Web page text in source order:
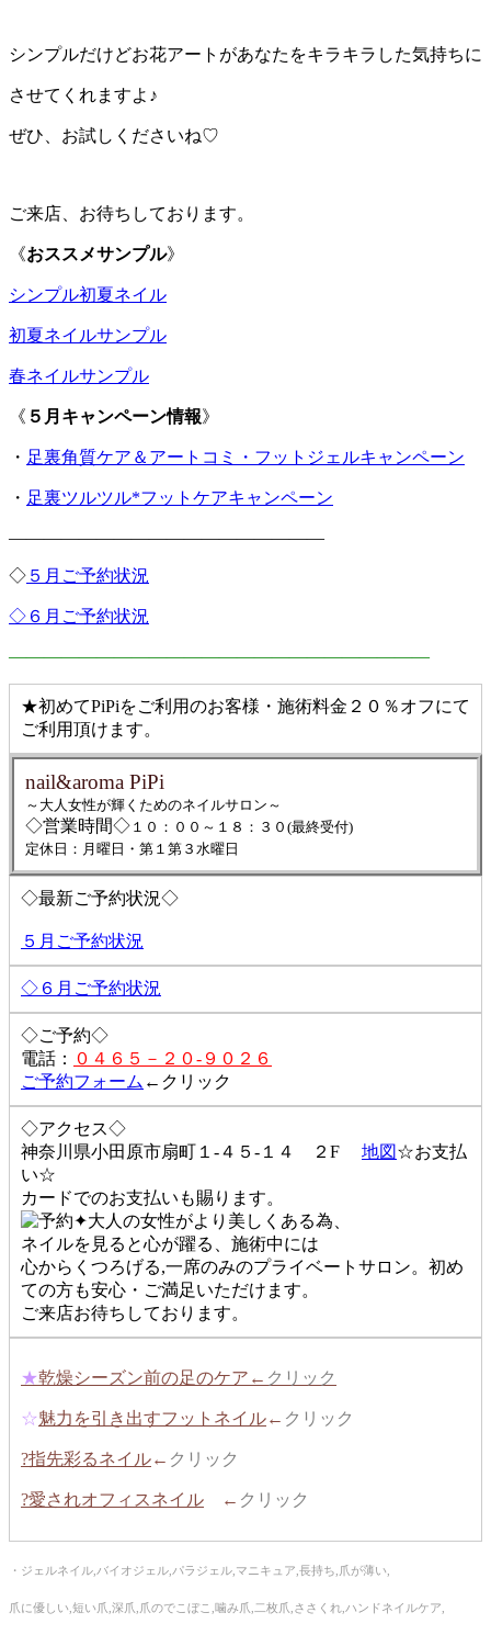
シンプルだけどお花アートがあなたをキラキラした気持ちに
させてくれますよ♪
ぜひ、お試しくださいね♡
ご来店、お待ちしております。
《おススメサンプル》
シンプル初夏ネイル
初夏ネイルサンプル
春ネイルサンプル
《 ５月キャンペーン情報》
・ 足裏角質ケア＆アートコミ・フットジェルキャンペーン
・ 足裏ツルツル*フットケアキャンペーン
——————————————————
◇ ５月ご予約状況
◇６月ご予約状況
————————————————————————
★初めてPiPiをご利用のお客様・施術料金２０％オフにて
ご利用頂けます。
nail&aroma PiPi
～大人女性が輝くためのネイルサロン～
◇営業時間◇ １０：００～１８：３０(最終受付)
定休日：月曜日・第１第３水曜日
◇最新ご予約状況◇
５月ご予約状況
◇６月ご予約状況
◇ご予約◇
電話： ０４６５－２０-９０２６
ご予約フォーム ←クリック
◇アクセス◇
神奈川県小田原市扇町１-４５-１４ ２F 地図 ☆お支払
い☆
カードでのお支払いも賜ります。
✦大人の女性がより美しくある為、
ネイルを見ると心が躍る、施術中には
心からくつろげる,一席のみのプライベートサロン。初め
ての方も安心・ご満足いただけます。
ご来店お待ちしております。
★乾燥シーズン前の足のケア← クリック
☆魅力を引き出すフットネイル← クリック
?指先彩るネイル← クリック
?愛されオフィスネイル ← クリック
・ジェルネイル,バイオジェル,パラジェル,マニキュア,長持ち,爪が薄い,
爪に優しい,短い爪,深爪,爪のでこぼこ,噛み爪,二枚爪,ささくれ,ハンドネイルケア,